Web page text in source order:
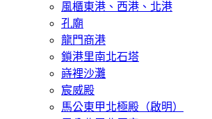
風櫃東港、西港、北港
孔廟
龍門商港
鎖港里南北石塔
嵵裡沙灘
宸威殿
馬公東甲北極殿（啟明）